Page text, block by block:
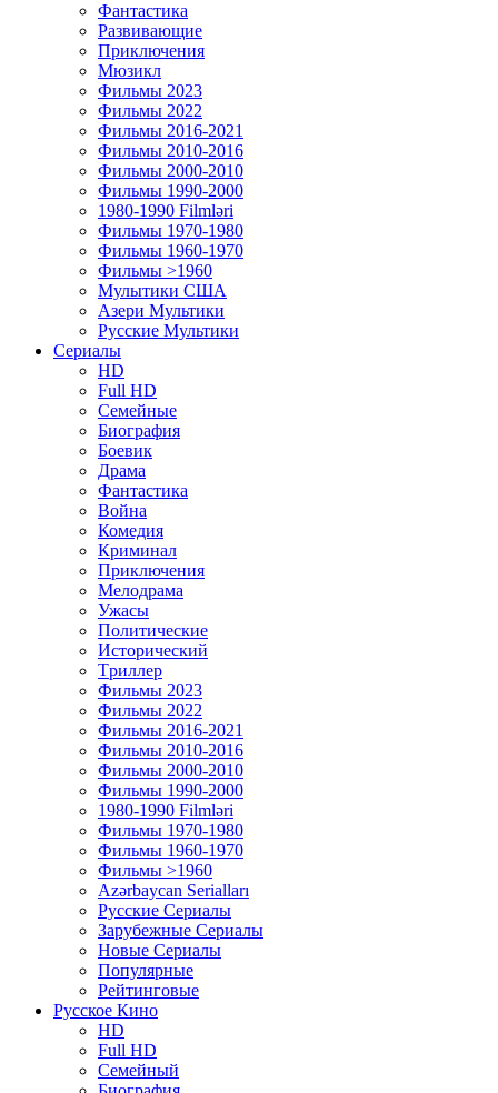
Фантастика
Развивающие
Приключения
Мюзикл
Фильмы 2023
Фильмы 2022
Фильмы 2016-2021
Фильмы 2010-2016
Фильмы 2000-2010
Фильмы 1990-2000
1980-1990 Filmləri
Фильмы 1970-1980
Фильмы 1960-1970
Фильмы >1960
Мулытики США
Азери Мультики
Русские Мультики
Сериалы
HD
Full HD
Семейные
Биография
Боевик
Драма
Фантастика
Война
Комедия
Криминал
Приключения
Мелодрама
Ужасы
Политические
Исторический
Tриллер
Фильмы 2023
Фильмы 2022
Фильмы 2016-2021
Фильмы 2010-2016
Фильмы 2000-2010
Фильмы 1990-2000
1980-1990 Filmləri
Фильмы 1970-1980
Фильмы 1960-1970
Фильмы >1960
Azərbaycan Serialları
Русские Сериалы
Зарубежные Сериалы
Новые Сериалы
Популярные
Рейтинговые
Русское Кино
HD
Full HD
Семейный